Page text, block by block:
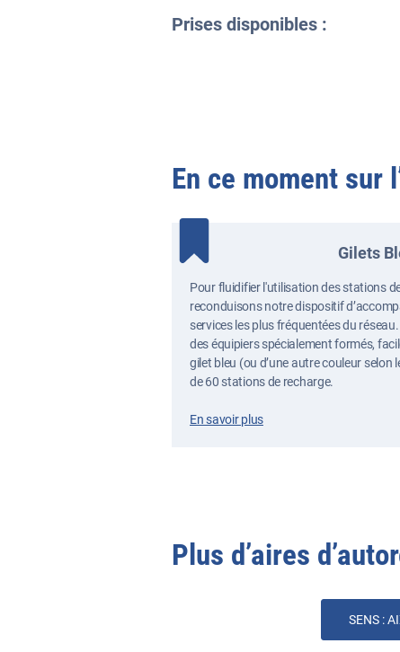
Prises disponibles :
En ce moment sur
Gilets
Pour fluidifier l'utilisation des stations
reconduisons notre dispositif
services les plus fréquentées du
des équipiers spécialement formés,
gilet bleu (ou d’une autre couleur selon
de 60 stations de recharge.
En savoir plus
Plus d’aires
SENS :